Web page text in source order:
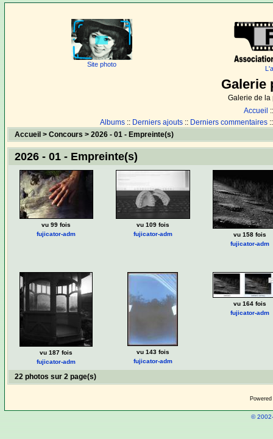
Site photo
Galerie
Galerie de la
Accueil
Albums :: Derniers ajouts :: Derniers commentaires
Accueil > Concours > 2026 - 01 - Empreinte(s)
2026 - 01 - Empreinte(s)
vu 99 fois
fujicator-adm
vu 109 fois
fujicator-adm
vu 158 fois
fujicator-adm
vu 187 fois
fujicator-adm
vu 143 fois
fujicator-adm
vu 164 fois
fujicator-adm
22 photos sur 2 page(s)
©